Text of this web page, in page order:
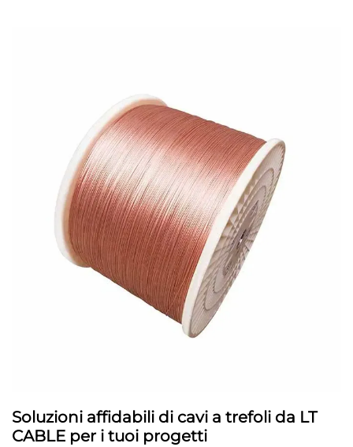
Soluzioni affidabili di cavi a trefoli da LT
CABLE per i tuoi progetti